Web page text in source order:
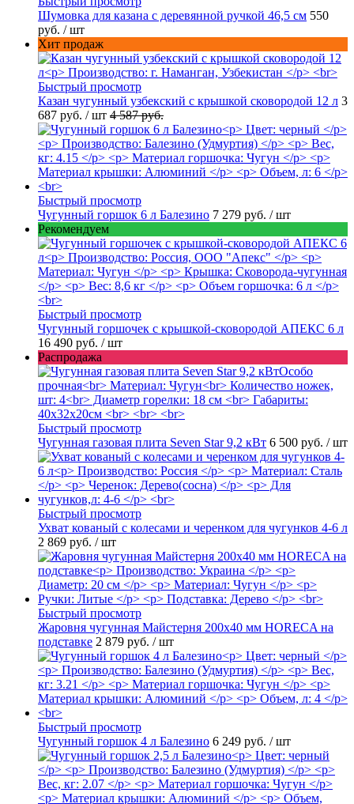
Шумовка для казана с деревянной ручкой 46,5 см 550
руб. / шт
Хит продаж
Быстрый просмотр
Казан чугунный узбекский с крышкой сковородой 12 л 3
687 руб. / шт 4 587 руб.
Быстрый просмотр
Чугунный горшок 6 л Балезино 7 279 руб. / шт
Рекомендуем
Быстрый просмотр
Чугунный горшочек с крышкой-сковородой АПЕКС 6 л
16 490 руб. / шт
Распродажа
Быстрый просмотр
Чугунная газовая плита Seven Star 9,2 кВт 6 500 руб. / шт
Быстрый просмотр
Ухват кованый с колесами и черенком для чугунков 4-6 л
2 869 руб. / шт
Быстрый просмотр
Жаровня чугунная Майстерня 200х40 мм HORECA на
подставке 2 879 руб. / шт
Быстрый просмотр
Чугунный горшок 4 л Балезино 6 249 руб. / шт